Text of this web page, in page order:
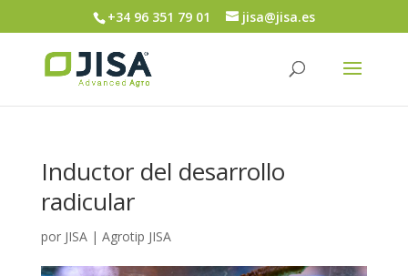
+34 96 351 79 01 jisa@jisa.es
Inductor del desarrollo
radicular
por JISA| Agrotip JISA